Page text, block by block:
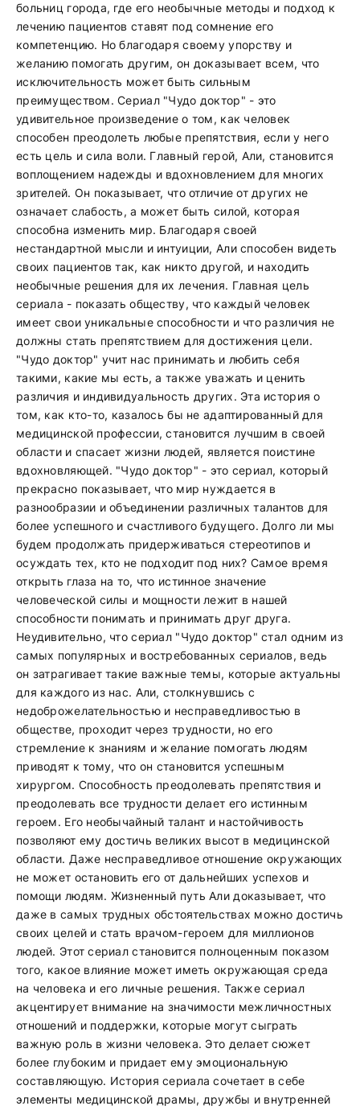
больниц города, где его необычные методы и подход к
лечению пациентов ставят под сомнение его
компетенцию. Но благодаря своему упорству и
желанию помогать другим, он доказывает всем, что
исключительность может быть сильным
преимуществом. Сериал "Чудо доктор" - это
удивительное произведение о том, как человек
способен преодолеть любые препятствия, если у него
есть цель и сила воли. Главный герой, Али, становится
воплощением надежды и вдохновлением для многих
зрителей. Он показывает, что отличие от других не
означает слабость, а может быть силой, которая
способна изменить мир. Благодаря своей
нестандартной мысли и интуиции, Али способен видеть
своих пациентов так, как никто другой, и находить
необычные решения для их лечения. Главная цель
сериала - показать обществу, что каждый человек
имеет свои уникальные способности и что различия не
должны стать препятствием для достижения цели.
"Чудо доктор" учит нас принимать и любить себя
такими, какие мы есть, а также уважать и ценить
различия и индивидуальность других. Эта история о
том, как кто-то, казалось бы не адаптированный для
медицинской профессии, становится лучшим в своей
области и спасает жизни людей, является поистине
вдохновляющей. "Чудо доктор" - это сериал, который
прекрасно показывает, что мир нуждается в
разнообразии и объединении различных талантов для
более успешного и счастливого будущего. Долго ли мы
будем продолжать придерживаться стереотипов и
осуждать тех, кто не подходит под них? Самое время
открыть глаза на то, что истинное значение
человеческой силы и мощности лежит в нашей
способности понимать и принимать друг друга.
Неудивительно, что сериал "Чудо доктор" стал одним из
самых популярных и востребованных сериалов, ведь
он затрагивает такие важные темы, которые актуальны
для каждого из нас. Али, столкнувшись с
недоброжелательностью и несправедливостью в
обществе, проходит через трудности, но его
стремление к знаниям и желание помогать людям
приводят к тому, что он становится успешным
хирургом. Способность преодолевать препятствия и
преодолевать все трудности делает его истинным
героем. Его необычайный талант и настойчивость
позволяют ему достичь великих высот в медицинской
области. Даже несправедливое отношение окружающих
не может остановить его от дальнейших успехов и
помощи людям. Жизненный путь Али доказывает, что
даже в самых трудных обстоятельствах можно достичь
своих целей и стать врачом-героем для миллионов
людей. Этот сериал становится полноценным показом
того, какое влияние может иметь окружающая среда
на человека и его личные решения. Также сериал
акцентирует внимание на значимости межличностных
отношений и поддержки, которые могут сыграть
важную роль в жизни человека. Это делает сюжет
более глубоким и придает ему эмоциональную
составляющую. История сериала сочетает в себе
элементы медицинской драмы, дружбы и внутренней